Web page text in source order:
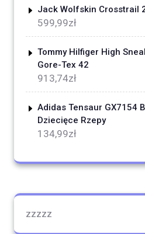
Jack Wolfskin Crosstrail
599,99zł
Tommy Hilfiger High
Gore-Tex 42
913,74zł
Adidas Tensaur GX7154
Dziecięce Rzepy
134,99zł
zzzzz